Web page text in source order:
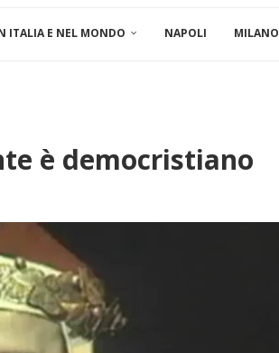
ITALIA E NEL MONDO NAPOLI MILANO
è democristiano